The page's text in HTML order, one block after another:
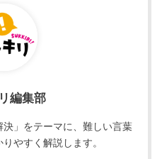
編集部
決」をテーマに、難しい言葉
やすく解説します。